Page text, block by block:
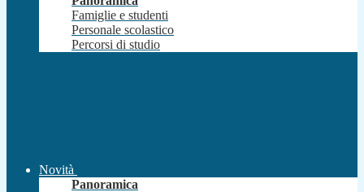
Famiglie e studenti
Personale scolastico
Percorsi di studio
Novità
Panoramica